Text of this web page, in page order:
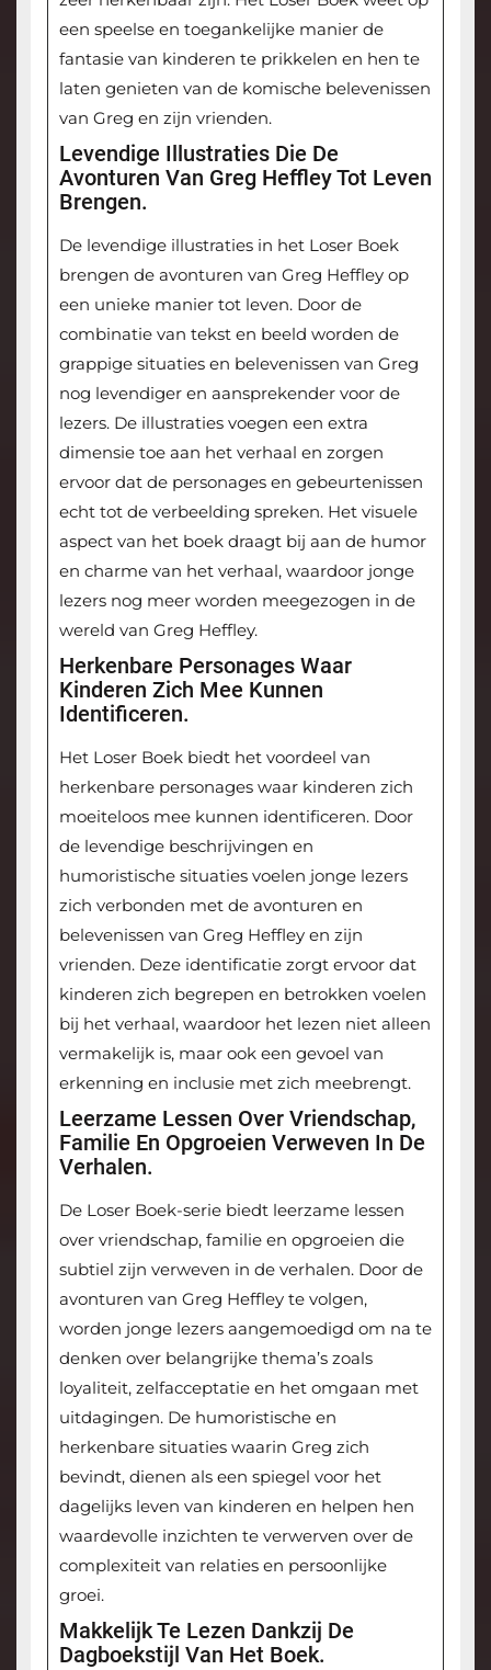
een speelse en toegankelijke manier de
fantasie van kinderen te prikkelen en hen te
laten genieten van de komische belevenissen
van Greg en zijn vrienden.
Levendige Illustraties Die De
Avonturen Van Greg Heffley Tot Leven
Brengen.
De levendige illustraties in het Loser Boek
brengen de avonturen van Greg Heffley op
een unieke manier tot leven. Door de
combinatie van tekst en beeld worden de
grappige situaties en belevenissen van Greg
nog levendiger en aansprekender voor de
lezers. De illustraties voegen een extra
dimensie toe aan het verhaal en zorgen
ervoor dat de personages en gebeurtenissen
echt tot de verbeelding spreken. Het visuele
aspect van het boek draagt bij aan de humor
en charme van het verhaal, waardoor jonge
lezers nog meer worden meegezogen in de
wereld van Greg Heffley.
Herkenbare Personages Waar
Kinderen Zich Mee Kunnen
Identificeren.
Het Loser Boek biedt het voordeel van
herkenbare personages waar kinderen zich
moeiteloos mee kunnen identificeren. Door
de levendige beschrijvingen en
humoristische situaties voelen jonge lezers
zich verbonden met de avonturen en
belevenissen van Greg Heffley en zijn
vrienden. Deze identificatie zorgt ervoor dat
kinderen zich begrepen en betrokken voelen
bij het verhaal, waardoor het lezen niet alleen
vermakelijk is, maar ook een gevoel van
erkenning en inclusie met zich meebrengt.
Leerzame Lessen Over Vriendschap,
Familie En Opgroeien Verweven In De
Verhalen.
De Loser Boek-serie biedt leerzame lessen
over vriendschap, familie en opgroeien die
subtiel zijn verweven in de verhalen. Door de
avonturen van Greg Heffley te volgen,
worden jonge lezers aangemoedigd om na te
denken over belangrijke thema’s zoals
loyaliteit, zelfacceptatie en het omgaan met
uitdagingen. De humoristische en
herkenbare situaties waarin Greg zich
bevindt, dienen als een spiegel voor het
dagelijks leven van kinderen en helpen hen
waardevolle inzichten te verwerven over de
complexiteit van relaties en persoonlijke
groei.
Makkelijk Te Lezen Dankzij De
Dagboekstijl Van Het Boek.